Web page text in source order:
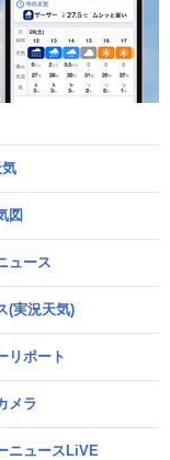
図
ュース
(実況天気)
リポート
メラ
ニュースLiVE